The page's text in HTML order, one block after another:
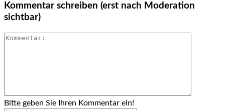
Kommentar schreiben (erst nach Moderation
sichtbar)
Bitte geben Sie Ihren Kommentar ein!